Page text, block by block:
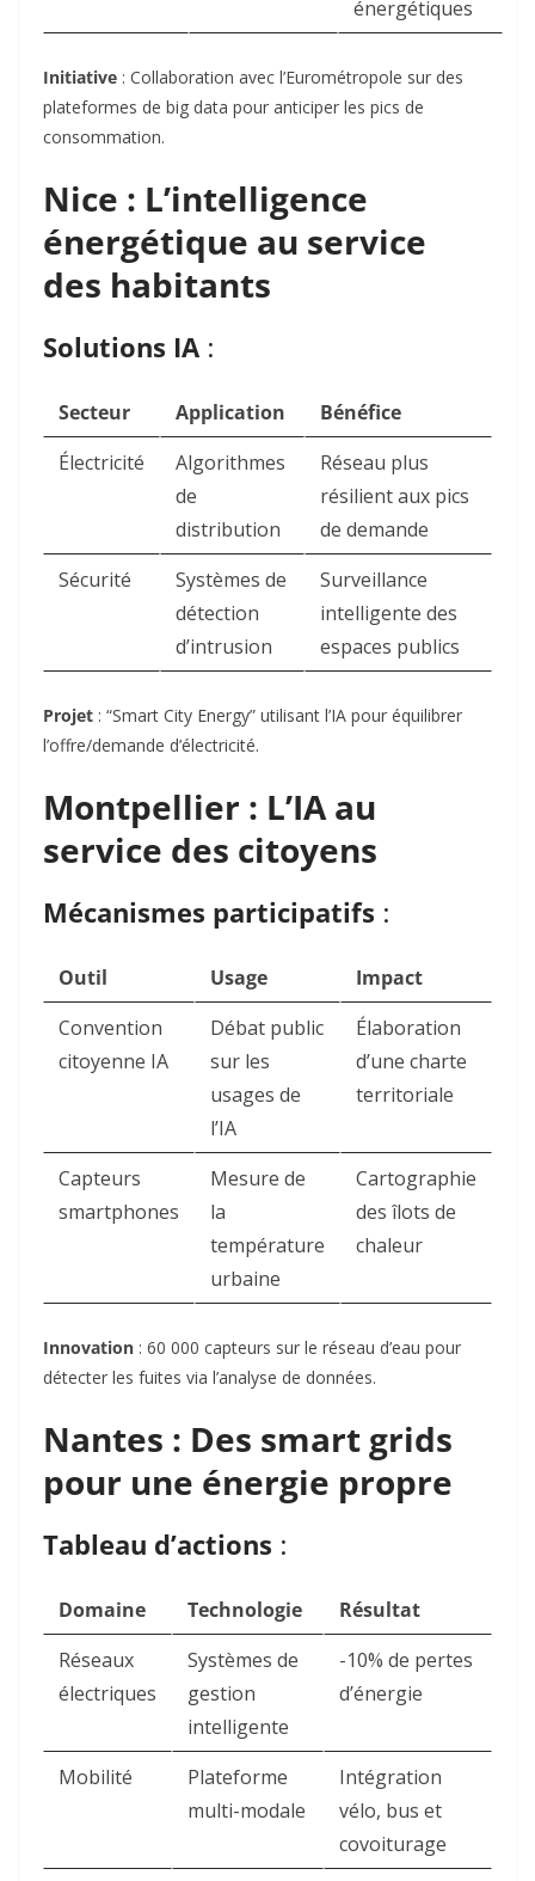
énergétiques
Initiative : Collaboration avec l’Eurométropole sur des
plateformes de big data pour anticiper les pics de
consommation.
Nice : L’intelligence
énergétique au service
des habitants
Solutions IA :
Secteur Application
Bénéfice
Électricité
Algorithmes
de
distribution
Réseau plus
résilient aux pics
de demande
Sécurité
Systèmes de
détection
d’intrusion
Surveillance
intelligente des
espaces publics
Projet : “Smart City Energy” utilisant l’IA pour équilibrer
l’offre/demande d’électricité.
Montpellier : L’IA au
service des citoyens
Mécanismes participatifs :
Outil Usage
Impact
Convention
citoyenne IA
Débat public
sur les
usages de
l’IA
Élaboration
d’une charte
territoriale
Capteurs
smartphones
Mesure de
la
température
urbaine
Cartographie
des îlots de
chaleur
Innovation : 60 000 capteurs sur le réseau d’eau pour
détecter les fuites via l’analyse de données.
Nantes : Des smart grids
pour une énergie propre
Tableau d’actions :
Domaine Technologie
Résultat
Réseaux
électriques
Systèmes de
gestion
intelligente
-10% de pertes
d’énergie
Mobilité
Plateforme
multi-modale
Intégration
vélo, bus et
covoiturage